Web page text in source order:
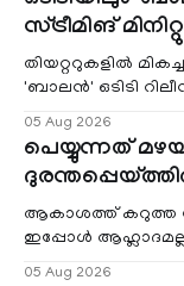
സ്ട്രീമിങ്
തിയറ്ററുകളിൽ
'ബാലൻ' ഒടിടി
05 Aug 2026
പെയ്യുന്നത്
ആകാശത്ത് കറുത്ത
ഇപ്പോൾ
05 Aug 2026